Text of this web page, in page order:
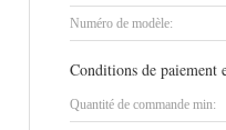
Numéro de modèle:
Conditions de paiement
Quantité de commande min: